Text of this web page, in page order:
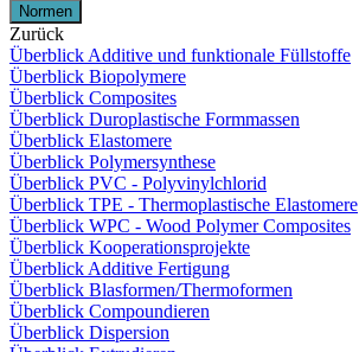
Normen
Zurück
Überblick Additive und funktionale Füllstoffe
Überblick Biopolymere
Überblick Composites
Überblick Duroplastische Formmassen
Überblick Elastomere
Überblick Polymersynthese
Überblick PVC - Polyvinylchlorid
Überblick TPE - Thermoplastische Elastomere
Überblick WPC - Wood Polymer Composites
Überblick Kooperationsprojekte
Überblick Additive Fertigung
Überblick Blasformen/Thermoformen
Überblick Compoundieren
Überblick Dispersion